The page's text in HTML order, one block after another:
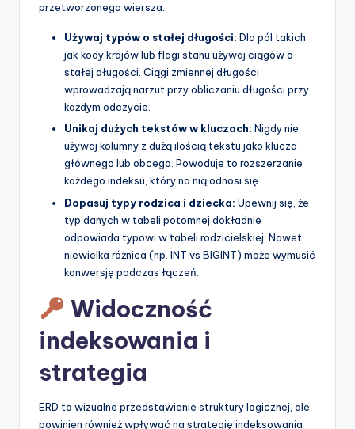
przetworzonego wiersza.
Używaj typów o stałej długości: Dla pól takich
jak kody krajów lub flagi stanu używaj ciągów o
stałej długości. Ciągi zmiennej długości
wprowadzają narzut przy obliczaniu długości przy
każdym odczycie.
Unikaj dużych tekstów w kluczach: Nigdy nie
używaj kolumny z dużą ilością tekstu jako klucza
głównego lub obcego. Powoduje to rozszerzanie
każdego indeksu, który na nią odnosi się.
Dopasuj typy rodzica i dziecka: Upewnij się, że
typ danych w tabeli potomnej dokładnie
odpowiada typowi w tabeli rodzicielskiej. Nawet
niewielka różnica (np. INT vs BIGINT) może wymusić
konwersję podczas łączeń.
Widoczność
indeksowania i
strategia
ERD to wizualne przedstawienie struktury logicznej, ale
powinien również wpływać na strategię indeksowania